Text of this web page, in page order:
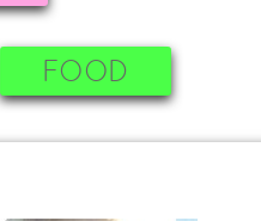
FOOD